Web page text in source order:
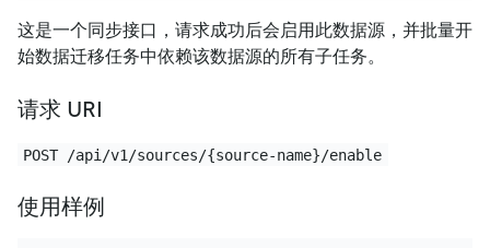
这是一个同步接口，请求成功后会启用此数据源，并批量开
始数据迁移任务中依赖该数据源的所有子任务。
请求 URI
POST /api/v1/sources/{source-name}/enable
使用样例